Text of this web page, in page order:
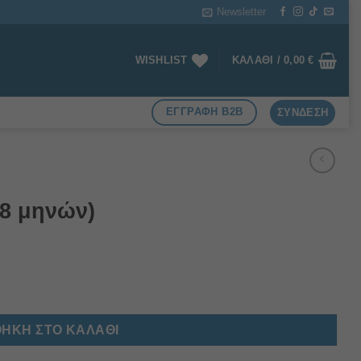
Newsletter
WISHLIST ΚΑΛΆΘΙ /0,00€
ΕΓΓΡΑΦΗ B2B ΣΎΝΔΕΣΗ
μηνών)
ΣΤΟ ΚΑΛΆΘΙ